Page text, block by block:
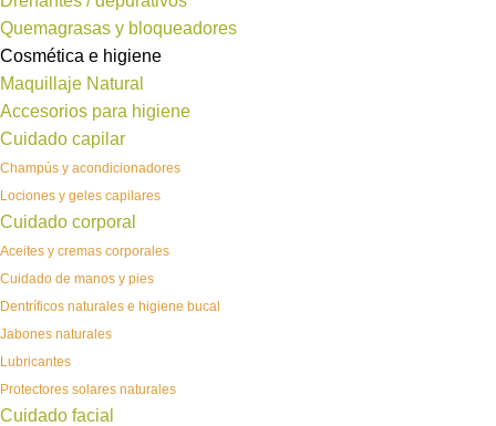
Quemagrasas y bloqueadores
Cosmética e higiene
Maquillaje Natural
Accesorios para higiene
Cuidado capilar
Champús y acondicionadores
Lociones y geles capilares
Cuidado corporal
Aceites y cremas corporales
Cuidado de manos y pies
Dentríficos naturales e higiene bucal
Jabones naturales
Lubricantes
Protectores solares naturales
Cuidado facial